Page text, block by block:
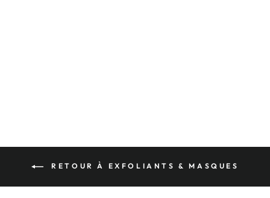
RETOUR À EXFOLIANTS & MASQUES